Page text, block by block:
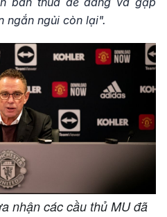
ngắn ngủi còn lại".
nhận các cầu thủ MU đã